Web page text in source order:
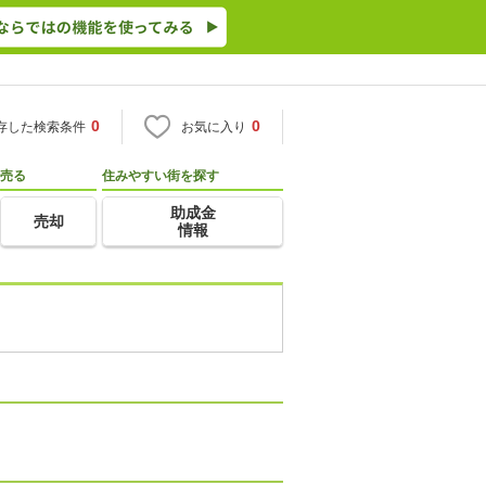
した検索条件 0 お気に入り 0
売る
売却
住みやすい街を探す
助成金
情報